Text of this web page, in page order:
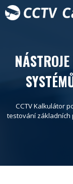
CCTV Kalkulátor
testování základních